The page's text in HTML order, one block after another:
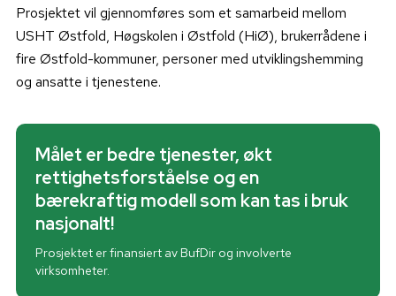
Prosjektet vil gjennomføres som et samarbeid mellom
USHT Østfold, Høgskolen i Østfold (HiØ), brukerrådene i
fire Østfold-kommuner, personer med utviklingshemming
og ansatte i tjenestene.
Målet er bedre tjenester, økt
rettighetsforståelse og en
bærekraftig modell som kan tas i bruk
nasjonalt!
Prosjektet er finansiert av BufDir og involverte
virksomheter.